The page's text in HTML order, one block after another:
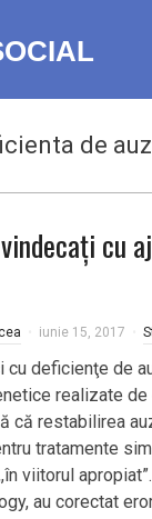
de auz
cu
iunie 15, 2017
cu deficienţe de
realizate
că restabilirea
tratamente
viitorul
au corectat